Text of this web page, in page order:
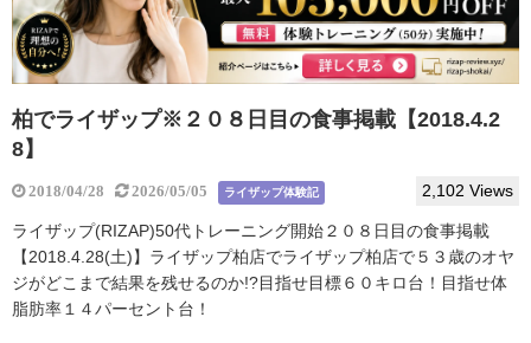
柏でライザップ※２０８日目の食事掲載【2018.4.2
8】
2018/04/28 2026/05/05 ライザップ体験記 2,102 Views
ライザップ(RIZAP)50代トレーニング開始２０８日目の食事掲載
【2018.4.28(土)】ライザップ柏店でライザップ柏店で５３歳のオヤ
ジがどこまで結果を残せるのか!?目指せ目標６０キロ台！目指せ体
脂肪率１４パーセント台！